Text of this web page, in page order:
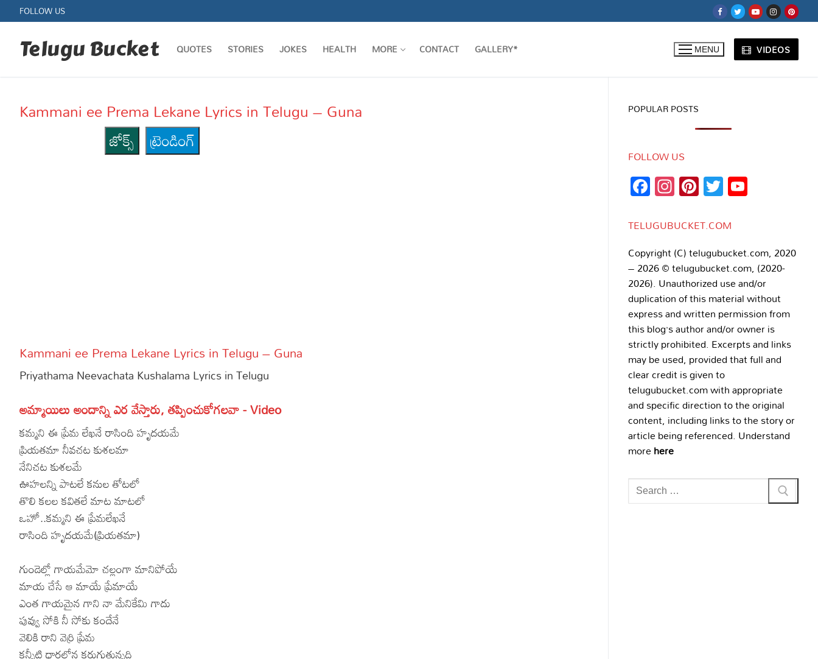
to
content
FOLLOW US
Telugu Bucket QUOTES STORIES JOKES HEALTH MORE CONTACT GALLERY* MENU VIDEOS
Poetry
Lyrics
Reviews
Kammani ee Prema Lekane Lyrics in Telugu – Guna
జోక్స్
ట్రెండింగ్
Kammani ee Prema Lekane Lyrics in Telugu – Guna
Priyathama Neevachata Kushalama Lyrics in Telugu
అమ్మాయిలు అందాన్ని ఎర వేస్తారు, తప్పించుకోగలవా - Video
కమ్మని ఈ ప్రేమ లేఖనే రాసింది హృదయమే
ప్రియతమా నీవచట కుశలమా
నేనిచట కుశలమే
ఊహలన్ని పాటలే కనుల తోటలో
తొలి కలల కవితలే మాట మాటలో
ఒహో..కమ్మని ఈ ప్రేమలేఖనే
రాసింది హృదయమే(ప్రియతమా)
గుండెల్లో గాయమేమో చల్లంగా మానిపోయే
మాయ చేసే ఆ మాయే ప్రేమాయే
ఎంత గాయమైన గాని నా మేనికేమి గాదు
పువ్వు సోకి నీ సోకు కందేనే
వెలికి రాని వెర్రి ప్రేమ
కన్నీటి ధారలోన కరుగుతున్నది
POPULAR POSTS
FOLLOW US
Facebook
Instagram
Pinterest
Twitter
TELUGUBUCKET.COM
Copyright (C) telugubucket.com, 2020
– 2026 © telugubucket.com, (2020-
2026). Unauthorized use and/or
duplication of this material without
express and written permission from
this blog’s author and/or owner is
strictly prohibited. Excerpts and links
may be used, provided that full and
clear credit is given to
telugubucket.com with appropriate
and specific direction to the original
content, including links to the story or
article being referenced. Understand
morehere
Search
for: